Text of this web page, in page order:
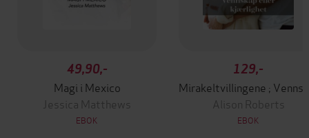
49,90,-
Magi i Mexico
Jessica Matthews
EBOK
129,-
Alison Roberts
EBOK